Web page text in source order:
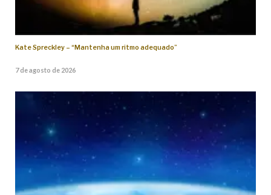
Kate Spreckley – “Mantenha um ritmo adequado”
7 de agosto de 2026